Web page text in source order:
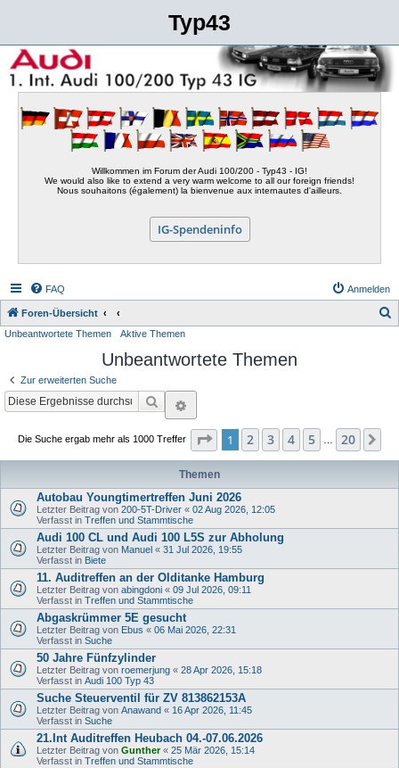
Typ43
Willkommen im Forum der Audi 100/200 - Typ43 - IG!
We would also like to extend a very warm welcome to all our foreign friends!
Nous souhaitons (également) la bienvenue aux internautes d'ailleurs.
IG-Spendeninfo
FAQ Anmelden
Foren-Übersicht
Unbeantwortete Themen Aktive Themen
Unbeantwortete Themen
Zur erweiterten Suche
Suche
Die Suche ergab mehr als 1000 Treffer Seite 1 von 20
1 2 3 4 5 … 20
Themen
Autobau Youngtimertreffen Juni 2026
Letzter Beitrag von 200-5T-Driver « 02 Aug 2026, 12:05
Verfasst in Treffen und Stammtische
Audi 100 CL und Audi 100 L5S zur Abholung
Letzter Beitrag von Manuel « 31 Jul 2026, 19:55
Verfasst in Biete
11. Auditreffen an der Olditanke Hamburg
Letzter Beitrag von abingdoni « 09 Jul 2026, 09:11
Verfasst in Treffen und Stammtische
Abgaskrümmer 5E gesucht
Letzter Beitrag von Ebus « 06 Mai 2026, 22:31
Verfasst in Suche
50 Jahre Fünfzylinder
Letzter Beitrag von roemerjung « 28 Apr 2026, 15:18
Verfasst in Audi 100 Typ 43
Suche Steuerventil für ZV 813862153A
Letzter Beitrag von Anawand « 16 Apr 2026, 11:45
Verfasst in Suche
21.Int Auditreffen Heubach 04.-07.06.2026
Letzter Beitrag von Gunther« 25 Mär 2026, 15:14
Verfasst in Treffen und Stammtische